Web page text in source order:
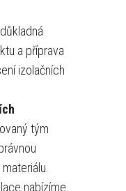
důkladná
a příprava
izolačních
tým
nabízíme